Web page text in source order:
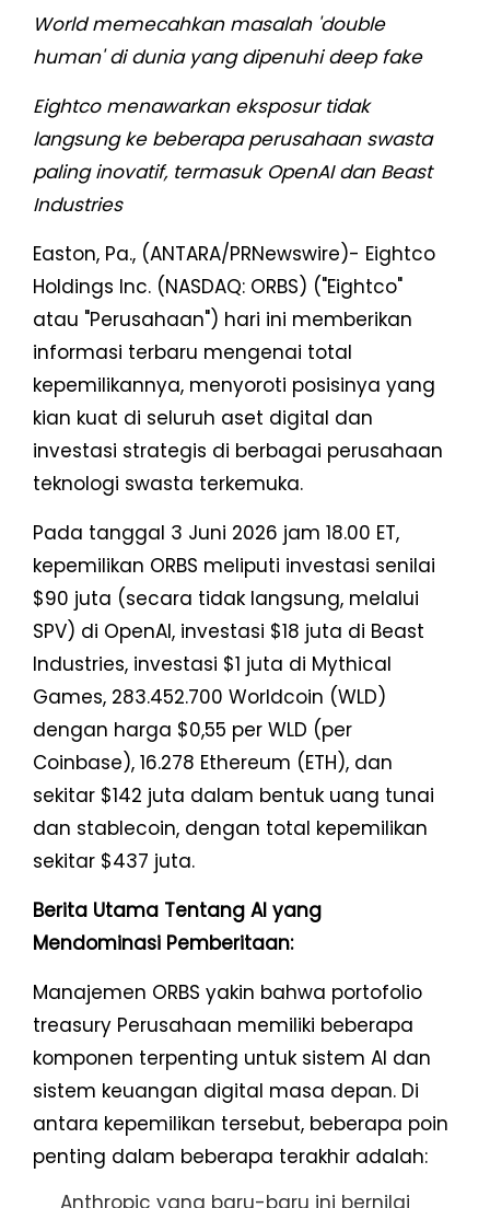
World memecahkan masalah 'double
human' di dunia yang dipenuhi deep fake
Eightco menawarkan eksposur tidak
langsung ke beberapa perusahaan swasta
paling inovatif, termasuk OpenAI dan Beast
Industries
Easton, Pa., (ANTARA/PRNewswire)- Eightco
Holdings Inc. (NASDAQ: ORBS) ("Eightco"
atau "Perusahaan") hari ini memberikan
informasi terbaru mengenai total
kepemilikannya, menyoroti posisinya yang
kian kuat di seluruh aset digital dan
investasi strategis di berbagai perusahaan
teknologi swasta terkemuka.
Pada tanggal 3 Juni 2026 jam 18.00 ET,
kepemilikan ORBS meliputi investasi senilai
$90 juta (secara tidak langsung, melalui
SPV) di OpenAI, investasi $18 juta di Beast
Industries, investasi $1 juta di Mythical
Games, 283.452.700 Worldcoin (WLD)
dengan harga $0,55 per WLD (per
Coinbase), 16.278 Ethereum (ETH), dan
sekitar $142 juta dalam bentuk uang tunai
dan stablecoin, dengan total kepemilikan
sekitar $437 juta.
Berita Utama Tentang AI yang
Mendominasi Pemberitaan:
Manajemen ORBS yakin bahwa portofolio
treasury Perusahaan memiliki beberapa
komponen terpenting untuk sistem AI dan
sistem keuangan digital masa depan. Di
antara kepemilikan tersebut, beberapa poin
penting dalam beberapa terakhir adalah:
Anthropic yang baru-baru ini bernilai